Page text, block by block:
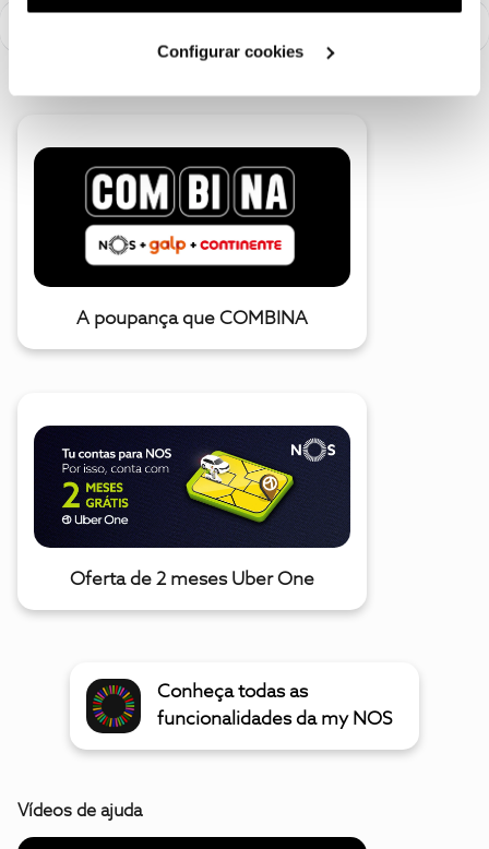
utilização dos cookies clicando em "Configurar
Configurar cookies
A poupança que COMBINA
Oferta de 2 meses Uber One
Conheça todas as
funcionalidades da my NOS
Vídeos de ajuda